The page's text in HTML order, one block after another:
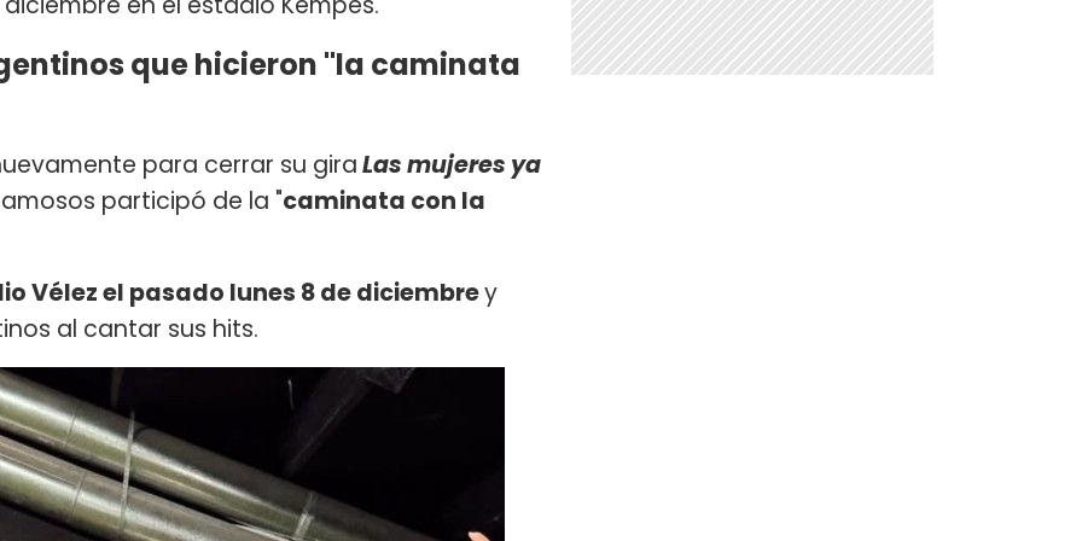
que hicieron "la caminata
para cerrar su giraLas mujeres ya
participó de la "caminata con la
Vélez el pasado lunes 8 de diciembrey
al cantar sus hits.